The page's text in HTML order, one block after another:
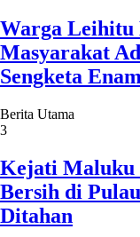
Warga Leihitu
Masyarakat
Sengketa
Berita Utama
3
Kejati Maluku
Bersih di
Ditahan